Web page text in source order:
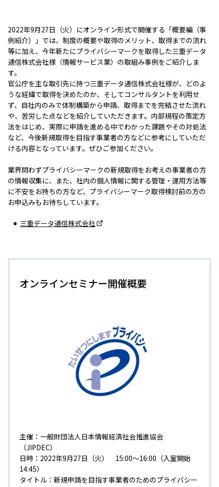
2022年9月27日（火）にオンライン形式で開催する「概要編（事
例紹介）」では、制度の概要や取得のメリット、取得までの流れ
等に加え、今年新たにプライバシーマークを取得した三重データ
通信株式会社様（情報サービス業）の取組み事例をご紹介しま
す。
官公庁を主な取引先に持つ三重データ通信株式会社様が、どのよ
うな経緯で取得を決めたのか、そしてコンサルタントを利用せ
ず、自社内のみで体制構築から申請、取得までを完結させた流れ
や、苦労した点などを紹介していただきます。内部規程の策定方
法をはじめ、実際に申請を進める中でわかった課題やその対処法
など、今後新規取得を目指す事業者の方などに参考にしていただ
ける内容となっています。ぜひご参加ください。
業界問わずプライバシーマークの新規取得をお考えの事業者の方
の情報収集に、また、社内の個人情報に関する管理・運用方法等
に不安をお持ちの方など、プライバシーマーク取得検討前の方の
お申込みもお待ちしています。
三重データ通信株式会社
オンラインセミナー開催概要
主催：一般財団法人日本情報経済社会推進協会
（JIPDEC）
日時：2022年9月27日（火） 15:00～16:00（入室開始
14:45）
タイトル：新規申請を目指す事業者のためのプライバシー